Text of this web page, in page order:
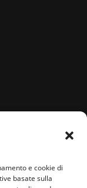
e cookie di
basate sulla